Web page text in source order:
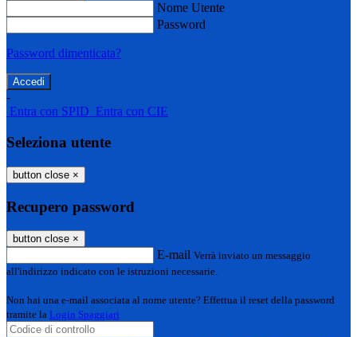
Nome Utente
Password
Password dimenticata?
-
Entra con SPID Entra con CIE
Seleziona utente
button close ×
Recupero password
button close ×
E-mail Verrà inviato un messaggio
all'indirizzo indicato con le istruzioni necessarie.
Non hai una e-mail associata al nome utente? Effettua il reset della password
tramite la Login Spaggiari